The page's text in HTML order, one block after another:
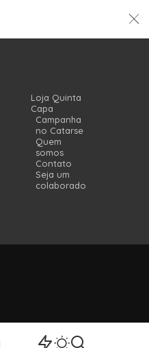
Loja Quinta
Capa
Campanha
no Catarse
Quem
somos
Contato
Seja um
colaborador